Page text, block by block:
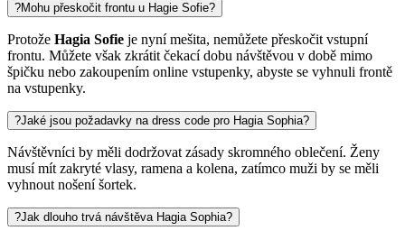
?Mohu přeskočit frontu u Hagie Sofie?
Protože Hagia Sofie je nyní mešita, nemůžete přeskočit vstupní
frontu. Můžete však zkrátit čekací dobu návštěvou v době mimo
špičku nebo zakoupením online vstupenky, abyste se vyhnuli frontě
na vstupenky.
?Jaké jsou požadavky na dress code pro Hagia Sophia?
Návštěvníci by měli dodržovat zásady skromného oblečení. Ženy
musí mít zakryté vlasy, ramena a kolena, zatímco muži by se měli
vyhnout nošení šortek.
?Jak dlouho trvá návštěva Hagia Sophia?